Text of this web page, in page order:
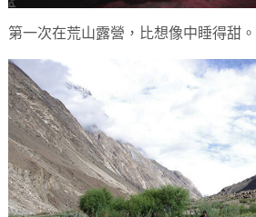
第一次在荒山露營，比想像中睡得甜。